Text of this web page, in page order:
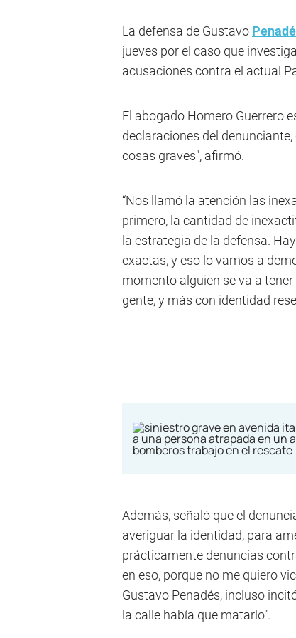
La defensa de Gustavo
jueves por el caso que
acusaciones contra el actual
El abogado Homero Guerrero
declaraciones del
cosas graves", afirmó.
“Nos llamó la atención las
primero, la cantidad de
la estrategia de la defensa.
exactas, y eso lo vamos a
momento alguien se va a
gente, y más con identidad
Además, señaló que el
averiguar la identidad, para
prácticamente denuncias
en eso, porque no me quiero
Gustavo Penadés, incluso
la calle había que matarlo".